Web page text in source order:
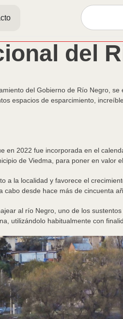
del
del Gobierno de Río Negro,
espacios de esparcimiento,
en 2022 fue incorporada en el
de Viedma, para poner en valor
a la localidad y favorece el
desde hace más de cincuenta
al río Negro, uno de los
utilizándolo habitualmente con